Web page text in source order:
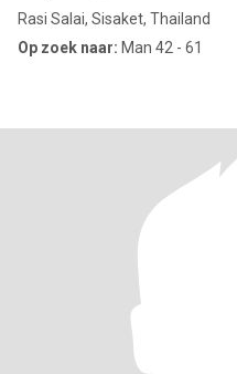
Rasi Salai, Sisaket, Thailand
Op zoek naar: Man 42 - 61